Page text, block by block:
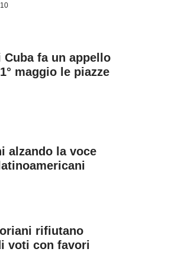
fa un appello
maggio le piazze
alzando la voce
rifiutano
voti con favori